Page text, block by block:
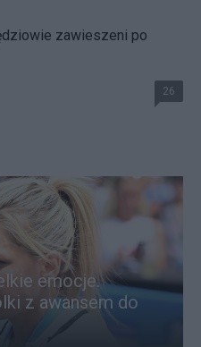
zawieszeni po
26
emocje.
z awansem do